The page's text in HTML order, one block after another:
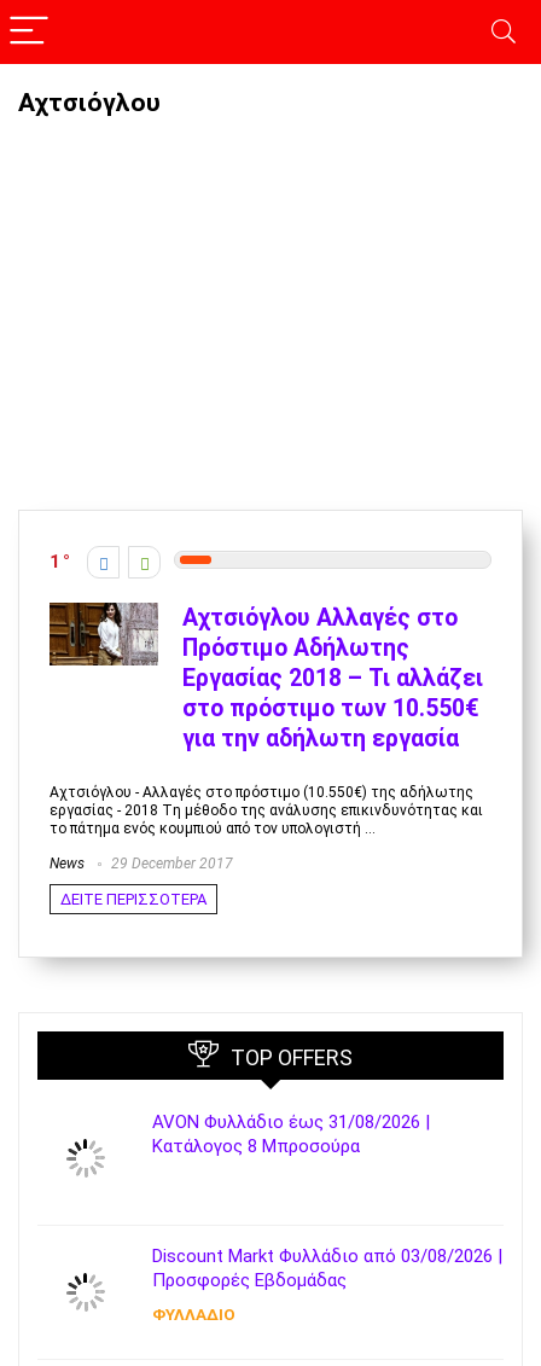
Αχτσιόγλου
1
Αχτσιόγλου Αλλαγές στο
Πρόστιμο Αδήλωτης
Εργασίας 2018 – Τι αλλάζει
στο πρόστιμο των 10.550€
για την αδήλωτη εργασία
Αχτσιόγλου - Αλλαγές στο πρόστιμο (10.550€) της αδήλωτης
εργασίας - 2018 Tη μέθοδο της ανάλυσης επικινδυνότητας και
τo πάτημα ενός κουμπιού από τον υπολογιστή ...
News 29 December 2017
ΔΕΙΤΕ ΠΕΡΙΣΣΟΤΕΡΑ
TOP OFFERS
AVON Φυλλάδιο έως 31/08/2026 |
Κατάλογος 8 Μπροσούρα
Discount Markt Φυλλάδιο από 03/08/2026 |
Προσφορές Εβδομάδας
ΦΥΛΛΑΔΙΟ